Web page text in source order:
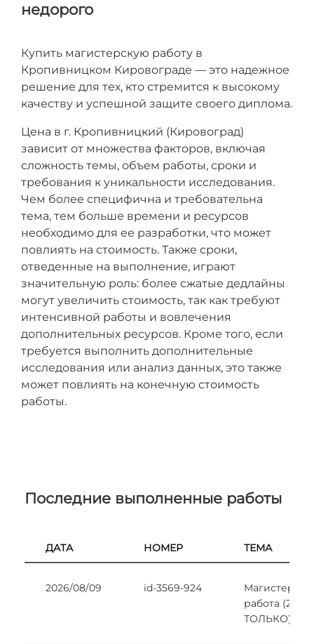
недорого
Купить магистерскую работу в
Кропивницком Кировограде — это надежное
решение для тех, кто стремится к высокому
качеству и успешной защите своего диплома.
Цена в г. Кропивницкий (Кировоград)
зависит от множества факторов, включая
сложность темы, объем работы, сроки и
требования к уникальности исследования.
Чем более специфична и требовательна
тема, тем больше времени и ресурсов
необходимо для ее разработки, что может
повлиять на стоимость. Также сроки,
отведенные на выполнение, играют
значительную роль: более сжатые дедлайны
могут увеличить стоимость, так как требуют
интенсивной работы и вовлечения
дополнительных ресурсов. Кроме того, если
требуется выполнить дополнительные
исследования или анализ данных, это также
может повлиять на конечную стоимость
работы.
Последние выполненные работы
ДАТА НОМЕР ТЕМА
2026/08/09 id-3569-924
работа (2
ТОЛЬКО).